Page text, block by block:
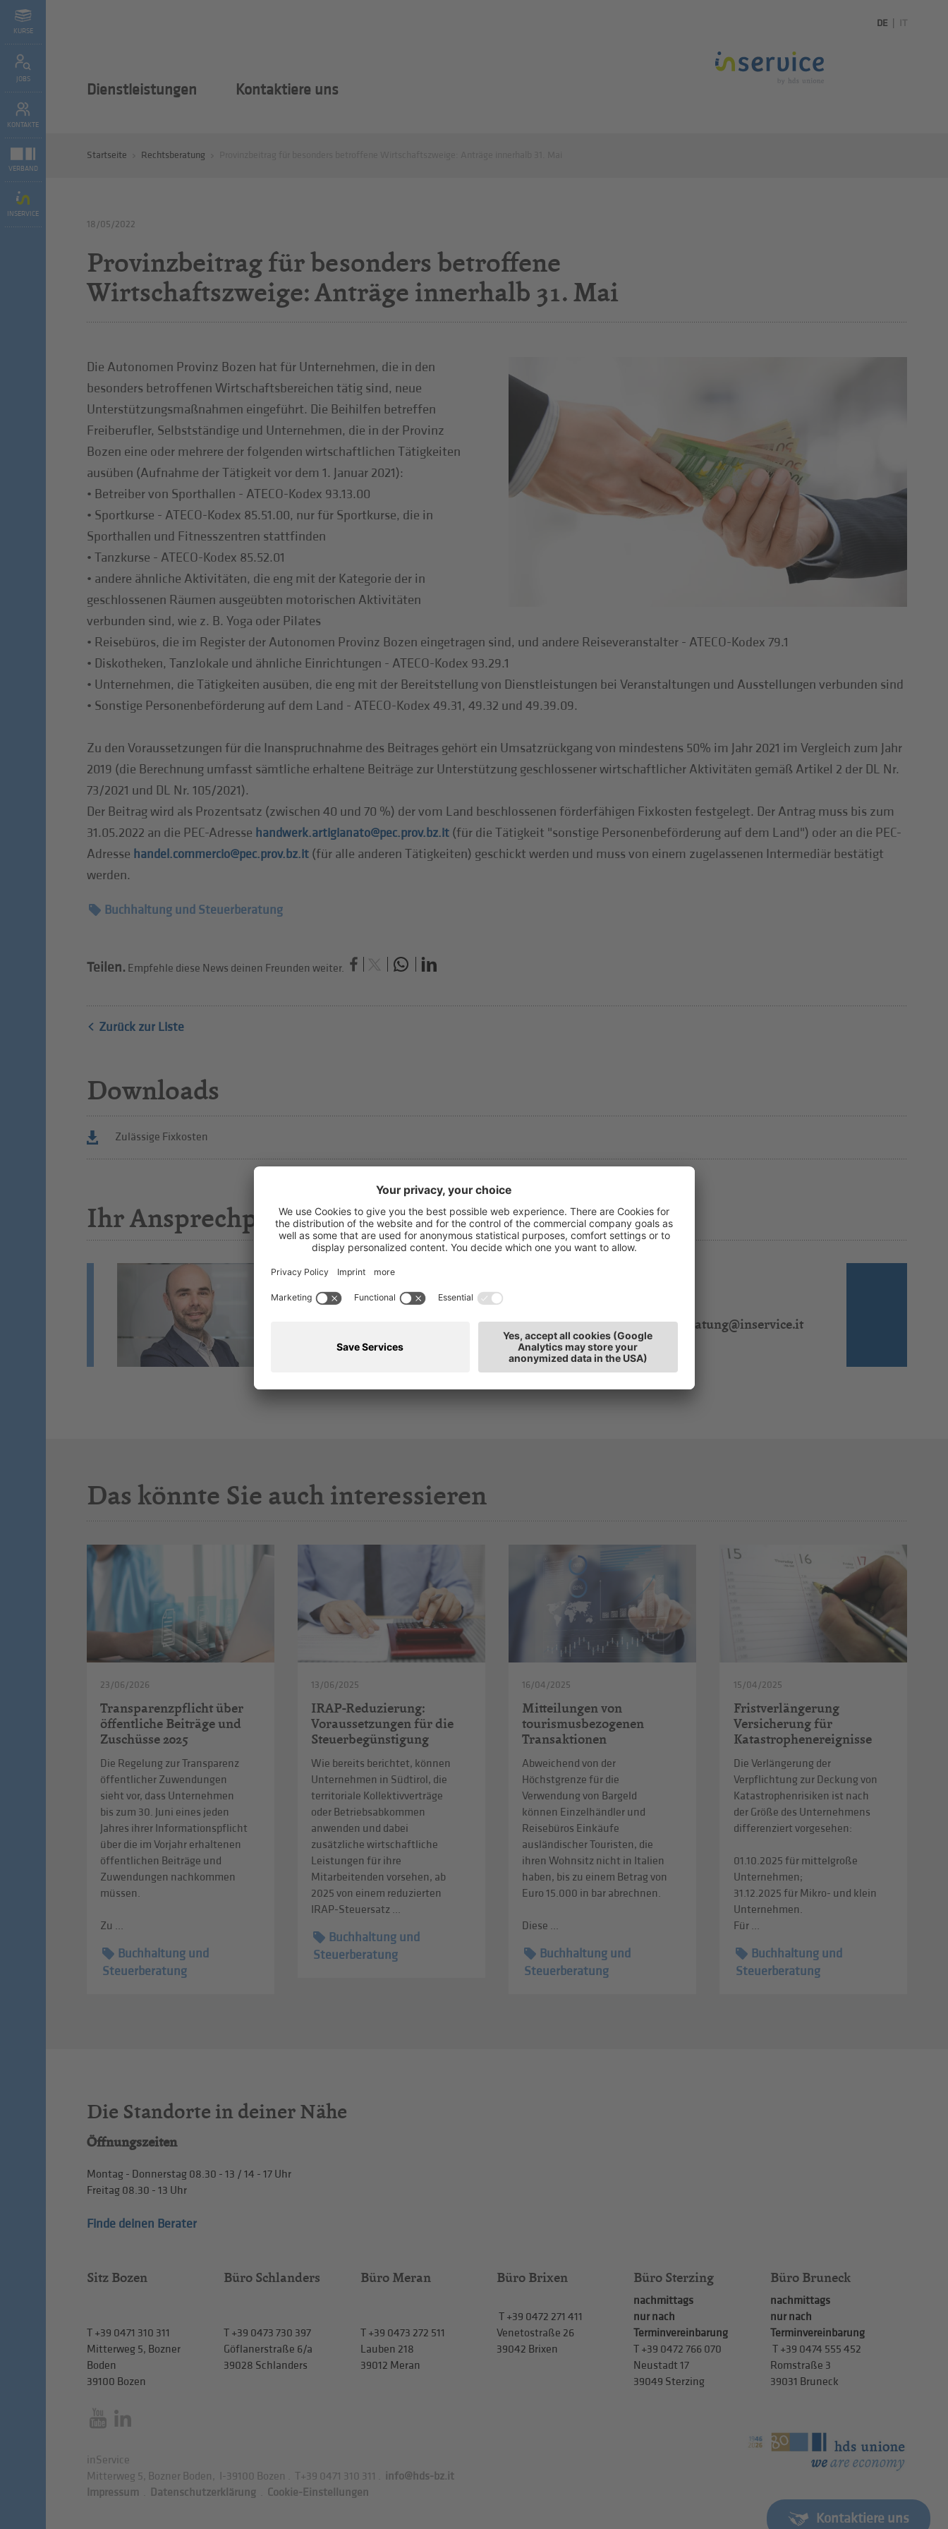
KURSE
JOBS
KONTAKTE
VERBAND
INSERVICE
DE IT
Dienstleistungen Kontaktiere uns
Startseite Rechtsberatung
18/05/2022
Provinzbeitrag für besonders betroffene
Wirtschaftszweige: Anträge innerhalb 31. Mai
Die Autonomen Provinz Bozen hat für Unternehmen, die in den
besonders betroffenen Wirtschaftsbereichen tätig sind, neue
Unterstützungsmaßnahmen eingeführt. Die Beihilfen betreffen
Freiberufler, Selbstständige und Unternehmen, die in der Provinz
Bozen eine oder mehrere der folgenden wirtschaftlichen Tätigkeiten
ausüben (Aufnahme der Tätigkeit vor dem 1. Januar 2021):
• Betreiber von Sporthallen - ATECO-Kodex 93.13.00
• Sportkurse - ATECO-Kodex 85.51.00, nur für Sportkurse, die in
Sporthallen und Fitnesszentren stattfinden
• Tanzkurse - ATECO-Kodex 85.52.01
• andere ähnliche Aktivitäten, die eng mit der Kategorie der in
geschlossenen Räumen ausgeübten motorischen Aktivitäten
verbunden sind, wie z. B. Yoga oder Pilates
• Reisebüros, die im Register der Autonomen Provinz Bozen eingetragen sind, und andere Reiseveranstalter - ATECO-Kodex 79.1
• Diskotheken, Tanzlokale und ähnliche Einrichtungen - ATECO-Kodex 93.29.1
• Unternehmen, die Tätigkeiten ausüben, die eng mit der Bereitstellung von Dienstleistungen bei Veranstaltungen und Ausstellungen verbunden sind
• Sonstige Personenbeförderung auf dem Land - ATECO-Kodex 49.31, 49.32 und 49.39.09.
Zu den Voraussetzungen für die Inanspruchnahme des Beitrages gehört ein Umsatzrückgang von mindestens 50% im Jahr 2021 im Vergleich zum Jahr
2019 (die Berechnung umfasst sämtliche erhaltene Beiträge zur Unterstützung geschlossener wirtschaftlicher Aktivitäten gemäß Artikel 2 der DL Nr.
73/2021 und DL Nr. 105/2021).
Der Beitrag wird als Prozentsatz (zwischen 40 und 70 %) der vom Land beschlossenen förderfähigen Fixkosten festgelegt. Der Antrag muss bis zum
31.05.2022 an die PEC-Adresse handwerk.artigianato@pec.prov.bz.it(für die Tätigkeit "sonstige Personenbeförderung auf dem Land") oder an die PEC-
Adresse handel.commercio@pec.prov.bz.it(für alle anderen Tätigkeiten) geschickt werden und muss von einem zugelassenen Intermediär bestätigt
werden.
Buchhaltung und Steuerberatung
Teilen. Empfehle diese News deinen Freunden weiter.
Zurück zur Liste
Downloads
Zulässige Fixkosten
Ihr Ansprechpartner
Andrea Pircher
Buchhaltung und Steuerberatung
Sitz: Bozen
E-Mail:steuerberatung@inservice.it
Das könnte Sie auch interessieren
23/06/2026
Transparenzpflicht über
öffentliche Beiträge und
Zuschüsse 2025
Die Regelung zur Transparenz
öffentlicher Zuwendungen
sieht vor, dass Unternehmen
bis zum 30. Juni eines jeden
Jahres ihrer Informationspflicht
über die im Vorjahr erhaltenen
öffentlichen Beiträge und
Zuwendungen nachkommen
müssen.
Zu ...
Buchhaltung und
Steuerberatung
13/06/2025
IRAP-Reduzierung:
Voraussetzungen für die
Steuerbegünstigung
Wie bereits berichtet, können
Unternehmen in Südtirol, die
territoriale Kollektivverträge
oder Betriebsabkommen
anwenden und dabei
zusätzliche wirtschaftliche
Leistungen für ihre
Mitarbeitenden vorsehen, ab
2025 von einem reduzierten
IRAP-Steuersatz ...
Buchhaltung und
Steuerberatung
16/04/2025
Mitteilungen von
tourismusbezogenen
Transaktionen
Abweichend von der
Höchstgrenze für die
Verwendung von Bargeld
können Einzelhändler und
Reisebüros Einkäufe
ausländischer Touristen, die
ihren Wohnsitz nicht in Italien
haben, bis zu einem Betrag von
Euro 15.000 in bar abrechnen.
Diese ...
Buchhaltung und
Steuerberatung
15/04/2025
Fristverlängerung
Versicherung für
Katastrophenereignisse
Die Verlängerung der
Verpflichtung zur Deckung von
Katastrophenrisiken ist nach
der Größe des Unternehmens
differenziert vorgesehen:
01.10.2025 für mittelgroße
Unternehmen;
31.12.2025 für Mikro- und klein
Unternehmen.
Für ...
Buchhaltung und
Steuerberatung
Kontaktiere uns
Die Standorte in deiner Nähe
Öffnungszeiten
Montag - Donnerstag 08.30 - 13 / 14 - 17 Uhr
Freitag 08.30 - 13 Uhr
Finde deinen Berater
Sitz Bozen
T+39 0471 310 311
Mitterweg 5, Bozner
Boden
39100 Bozen
Büro Schlanders
T+39 0473 730 397
Göflanerstraße 6/a
39028 Schlanders
Büro Meran
T+39 0473 272 511
Lauben 218
39012 Meran
Büro Brixen
T +39 0472 271 411
Venetostraße 26
39042 Brixen
Büro Sterzing
nachmittags
nur nach
Terminvereinbarung
T +39 0472 766 070
Neustadt 17
39049 Sterzing
Büro Bruneck
nachmittags
nur nach
Terminvereinbarung
T +39 0474 555 452
Romstraße 3
39031 Bruneck
inService
Mitterweg 5, Bozner Boden
I-39100 Bozen T+39 0471 310 311
info@hds-bz.it
Impressum
Datenschutzerklärung Cookie-Einstellungen